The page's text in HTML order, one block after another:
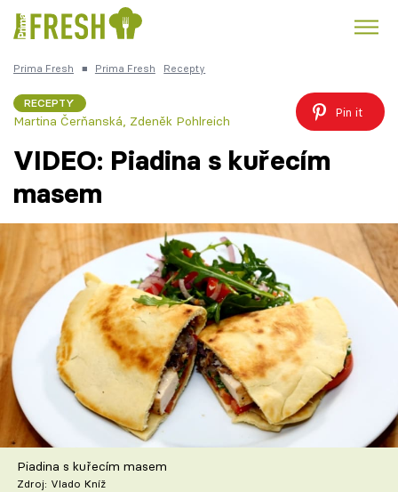
Česká kuchyně Čokoláda
Témata
Recepty
Články
TV Program
Škola vaření
Recepty z TV
Prima Fresh ■ Prima Fresh Recepty
RECEPTY
Martina Čerňanská Zdeněk Pohlreich
Pin it
VIDEO: Piadina s kuřecím
masem
Piadina s kuřecím masem
Zdroj: Vlado Kníž